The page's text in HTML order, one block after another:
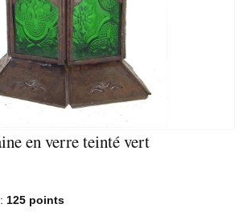
en verre teinté vert
125 points